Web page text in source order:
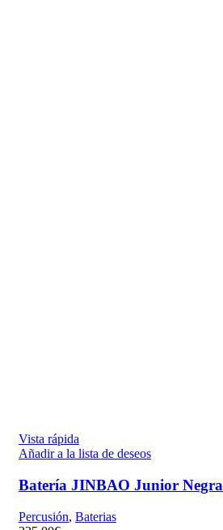
Vista rápida
Añadir a la lista de deseos
Batería JINBAO Junior Negra
Percusión, Baterias